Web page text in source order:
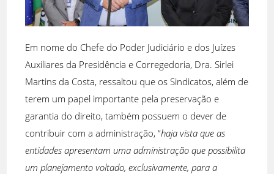
Em nome do Chefe do Poder Judiciário e dos Juízes
Auxiliares da Presidência e Corregedoria, Dra. Sirlei
Martins da Costa, ressaltou que os Sindicatos, além de
terem um papel importante pela preservação e
garantia do direito, também possuem o dever de
contribuir com a administração, “haja vista que as
entidades apresentam uma administração que possibilita
um planejamento voltado, exclusivamente, para a